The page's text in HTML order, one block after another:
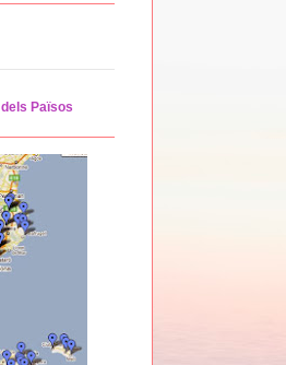
Països